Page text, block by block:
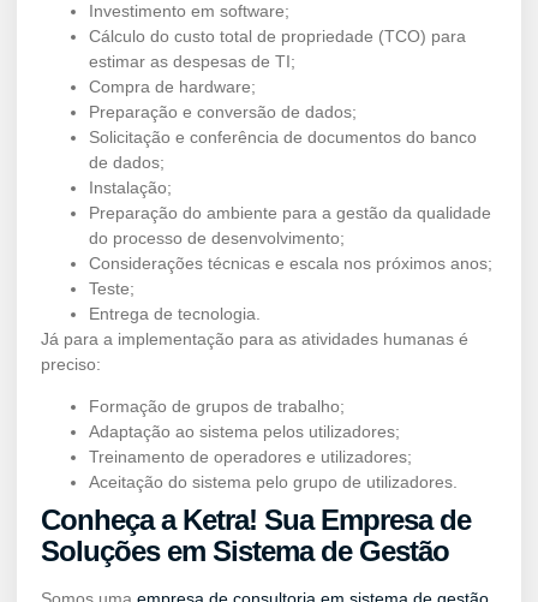
Investimento em software;
Cálculo do custo total de propriedade (TCO) para
estimar as despesas de TI;
Compra de hardware;
Preparação e conversão de dados;
Solicitação e conferência de documentos do banco
de dados;
Instalação;
Preparação do ambiente para a gestão da qualidade
do processo de desenvolvimento;
Considerações técnicas e escala nos próximos anos;
Teste;
Entrega de tecnologia.
Já para a implementação para as atividades humanas é
preciso:
Formação de grupos de trabalho;
Adaptação ao sistema pelos utilizadores;
Treinamento de operadores e utilizadores;
Aceitação do sistema pelo grupo de utilizadores.
Conheça a Ketra! Sua Empresa de
Soluções em Sistema de Gestão